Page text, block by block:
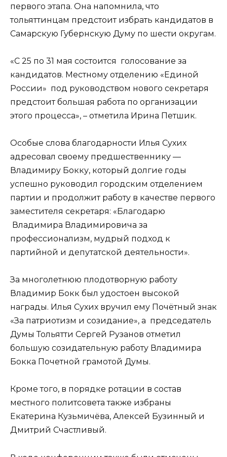
первого этапа. Она напомнила, что
тольяттинцам предстоит избрать кандидатов в
Самарскую Губернскую Думу по шести округам.
«С 25 по 31 мая состоится голосование за
кандидатов. Местному отделению «Единой
России» под руководством нового секретаря
предстоит большая работа по организации
этого процесса», – отметила Ирина Петшик.
Особые слова благодарности Илья Сухих
адресовал своему предшественнику —
Владимиру Бокку, который долгие годы
успешно руководил городским отделением
партии и продолжит работу в качестве первого
заместителя секретаря: «Благодарю
Владимира Владимировича за
профессионализм, мудрый подход к
партийной и депутатской деятельности».
За многолетнюю плодотворную работу
Владимир Бокк был удостоен высокой
награды. Илья Сухих вручил ему Почётный знак
«За патриотизм и созидание», а председатель
Думы Тольятти Сергей Рузанов отметил
большую созидательную работу Владимира
Бокка Почетной грамотой Думы.
Кроме того, в порядке ротации в состав
местного политсовета также избраны
Екатерина Кузьмичёва, Алексей Бузинный и
Дмитрий Счастливый.